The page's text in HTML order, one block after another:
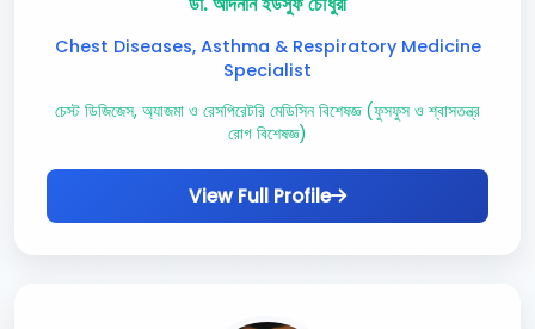
Chest Diseases, Asthma & Respiratory Medicine
Specialist
চেস্ট ডিজিজেস, অ্যাজমা ও রেসপিরেটরি মেডিসিন বিশেষজ্ঞ (ফুসফুস ও শ্বাসতন্ত্র
রোগ বিশেষজ্ঞ)
View Full Profile